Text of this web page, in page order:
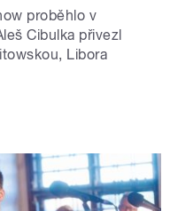
proběhlo v
Cibulka přivezl
Libora